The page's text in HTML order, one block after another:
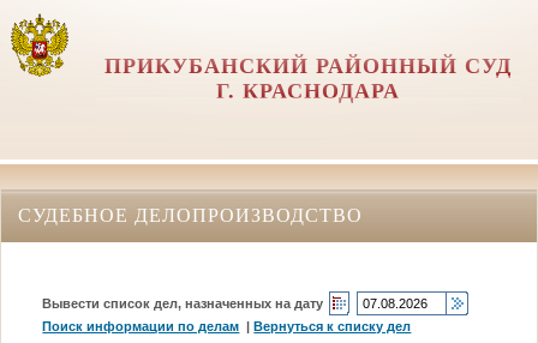
ПРИКУБАНСКИЙ РАЙОННЫЙ СУД
Г. КРАСНОДАРА
СУДЕБНОЕ ДЕЛОПРОИЗВОДСТВО
Вывести список дел, назначенных на дату
Поиск информации по делам |Вернуться к списку дел